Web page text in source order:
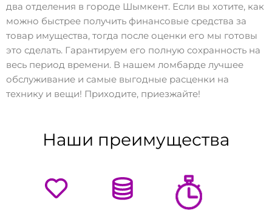
два отделения в городе Шымкент. Если вы хотите, как
можно быстрее получить финансовые средства за
товар имущества, тогда после оценки его мы готовы
это сделать. Гарантируем его полную сохранность на
весь период времени. В нашем ломбарде лучшее
обслуживание и самые выгодные расценки на
технику и вещи! Приходите, приезжайте!
Наши преимущества